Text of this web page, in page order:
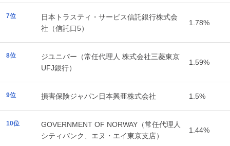
7位
日本トラスティ・サービス信託銀行株式会
社（信託口5）
1.78%
8位
ジユニパー（常任代理人 株式会社三菱東京
UFJ銀行）
1.59%
9位 損害保険ジャパン日本興亜株式会社 1.5%
10位
GOVERNMENT OF NORWAY（常任代理人
シティバンク、エヌ・エイ東京支店）
1.44%